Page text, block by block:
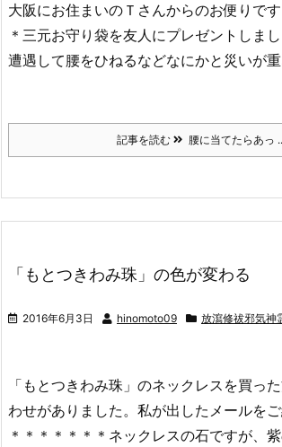
大阪にお住まいのＴさんからのお便りで
＊三元お守り袋を友人にプレゼントしま
遭遇して腰をひねるなどなにかと災いが
記事を読む 腰に当てたらあっ
「もとつきわみ珠」の色が変わる
2016年6月3日 hinomoto09 放瀉修祓邪気神
「もとつきわみ珠」のネックレスを買っ
わせがありました。私が出したメールを
＊＊＊＊＊＊＊ネックレスの石ですが、